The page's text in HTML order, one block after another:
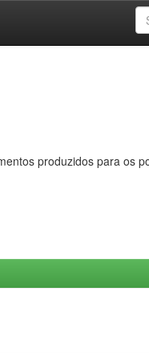
produzidos para os